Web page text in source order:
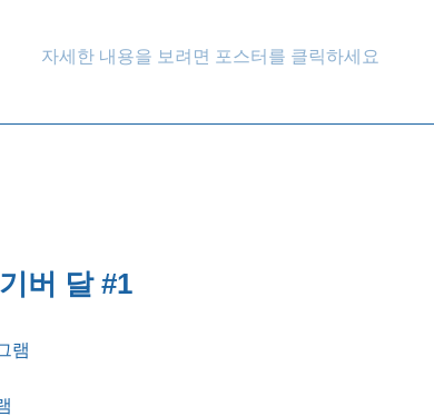
자세한 내용을 보려면 포스터를 클릭하세요
버 달 #1
램